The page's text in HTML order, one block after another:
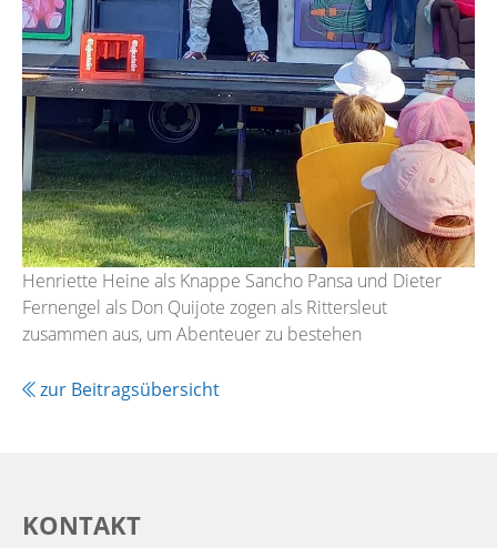
Henriette Heine als Knappe Sancho Pansa und Dieter
Fernengel als Don Quijote zogen als Rittersleut
zusammen aus, um Abenteuer zu bestehen
zur Beitragsübersicht
KONTAKT